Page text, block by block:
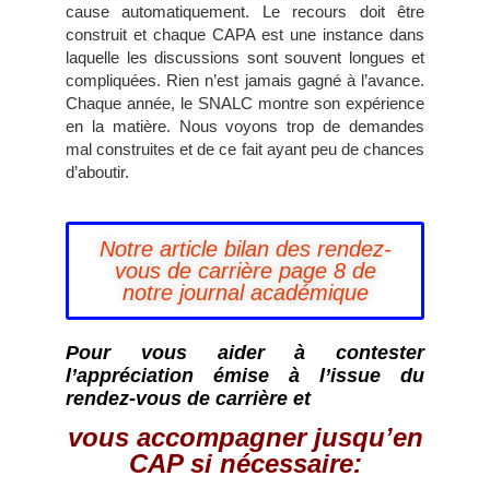
cause automatiquement. Le recours doit être
construit et chaque CAPA est une instance dans
laquelle les discussions sont souvent longues et
compliquées. Rien n’est jamais gagné à l’avance.
Chaque année, le SNALC montre son expérience
en la matière. Nous voyons trop de demandes
mal construites et de ce fait ayant peu de chances
d’aboutir.
Notre article bilan des rendez-
vous de carrière page 8 de
notre journal académique
Pour vous aider à contester
l’appréciation émise à l’issue du
rendez-vous de carrière et
vous accompagner jusqu’en
CAP si nécessaire: